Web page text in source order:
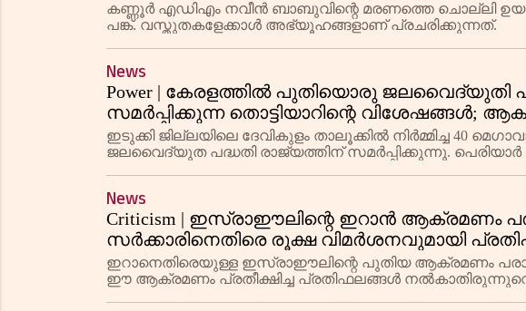
കണ്ണൂർ എഡിഎം നവീൻ ബാബുവിന്റെ മരണത്തെ ചൊല്ലി
പങ്ക്. വസ്തുതകളേക്കാൾ അഭ്യൂഹങ്ങളാണ് പ്രചരിക്കുന്നത്.
News
Power | കേരളത്തിൽ പുതിയൊരു ജലവൈദ്യുതി
സമർപ്പിക്കുന്ന തൊട്ടിയാറിന്റെ വിശേഷങ്ങൾ;
ഇടുക്കി ജില്ലയിലെ ദേവികുളം താലൂക്കിൽ നിർമ്മിച്ച 40
ജലവൈദ്യുത പദ്ധതി രാജ്യത്തിന് സമർപ്പിക്കുന്നു. പെരിയാർ
News
Criticism | ഇസ്രാഈലിന്റെ ഇറാൻ ആക്രമണം
സർക്കാരിനെതിരെ രൂക്ഷ വിമർശനവുമായി
മാധ്യമങ്ങളും; കണ്ണിൽ പൊടിയിടാനെന്ന്
ഇറാനെതിരെയുള്ള ഇസ്രാഈലിന്റെ പുതിയ ആക്രമണം
ഈ ആക്രമണം പ്രതീക്ഷിച്ച പ്രതിഫലങ്ങൾ